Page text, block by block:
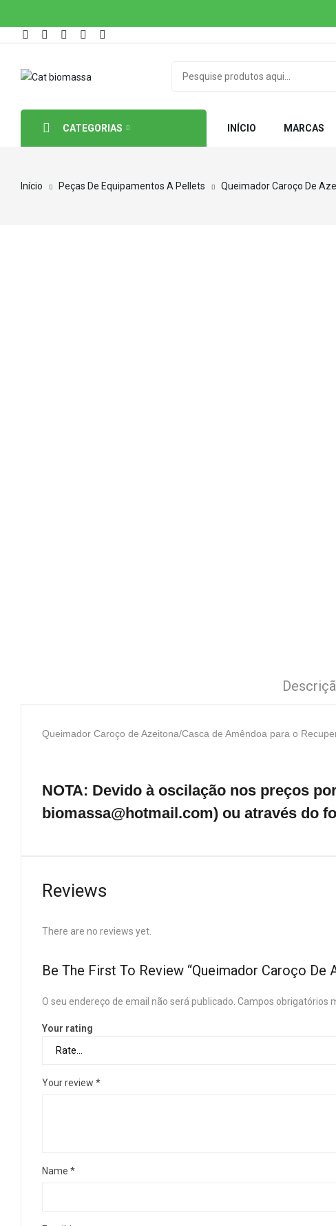
CATEGORIAS INÍCIO MARCAS
Início Peças De Equipamentos A Pellets Queimador Caroço De
Queimador Caroço de Azeitona/Casca de Amêndoa para o
NOTA: Devido à oscilação nos preços
biomassa@hotmail.com) ou através do
Reviews
There are no reviews yet.
Be The First To Review “Queimador Caroço
O seu endereço de email não será publicado. Campos obrigatórios
Your rating
Your review *
Name *